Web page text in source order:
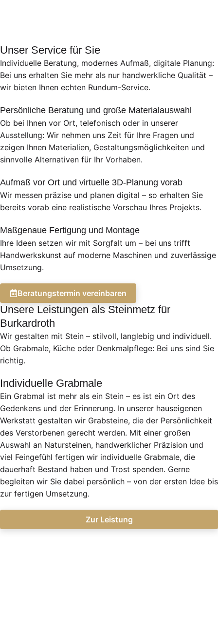
Unser Service für Sie
Individuelle Beratung, modernes Aufmaß, digitale Planung:
Bei uns erhalten Sie mehr als nur handwerkliche Qualität –
wir bieten Ihnen echten Rundum-Service.
Persönliche Beratung und große Materialauswahl
Ob bei Ihnen vor Ort, telefonisch oder in unserer
Ausstellung: Wir nehmen uns Zeit für Ihre Fragen und
zeigen Ihnen Materialien, Gestaltungsmöglichkeiten und
sinnvolle Alternativen für Ihr Vorhaben.
Aufmaß vor Ort und virtuelle 3D-Planung vorab
Wir messen präzise und planen digital – so erhalten Sie
bereits vorab eine realistische Vorschau Ihres Projekts.
Maßgenaue Fertigung und Montage
Ihre Ideen setzen wir mit Sorgfalt um – bei uns trifft
Handwerkskunst auf moderne Maschinen und zuverlässige
Umsetzung.
Beratungstermin vereinbaren
Unsere Leistungen als Steinmetz für
Burkardroth
Wir gestalten mit Stein – stilvoll, langlebig und individuell.
Ob Grabmale, Küche oder Denkmalpflege: Bei uns sind Sie
richtig.
Individuelle Grabmale
Ein Grabmal ist mehr als ein Stein – es ist ein Ort des
Gedenkens und der Erinnerung. In unserer hauseigenen
Werkstatt gestalten wir Grabsteine, die der Persönlichkeit
des Verstorbenen gerecht werden. Mit einer großen
Auswahl an Natursteinen, handwerklicher Präzision und
viel Feingefühl fertigen wir individuelle Grabmale, die
dauerhaft Bestand haben und Trost spenden. Gerne
begleiten wir Sie dabei persönlich – von der ersten Idee bis
zur fertigen Umsetzung.
Zur Leistung